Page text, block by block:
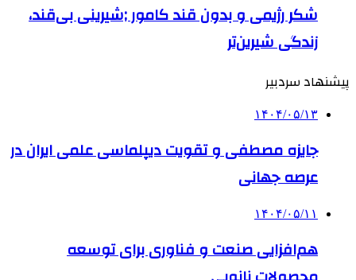
شکر رژیمی و بدون قند کامور ;شیرینی بی‌قند،
زندگی شیرین‌تر
پیشنهاد سردبیر
۱۴۰۴/۰۵/۱۳
جایزه مصطفی و تقویت دیپلماسی علمی ایران در
عرصه جهانی
۱۴۰۴/۰۵/۱۱
هم‌افزایی صنعت و فناوری برای توسعه